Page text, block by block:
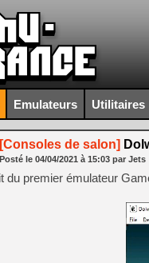
Emulateurs Utilitaires
[Consoles de salon]
Posté le 04/04/2021 à 15:03 par Jets
du premier émulateur